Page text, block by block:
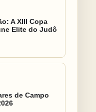
A XIII Copa
Elite do Judô
de Campo